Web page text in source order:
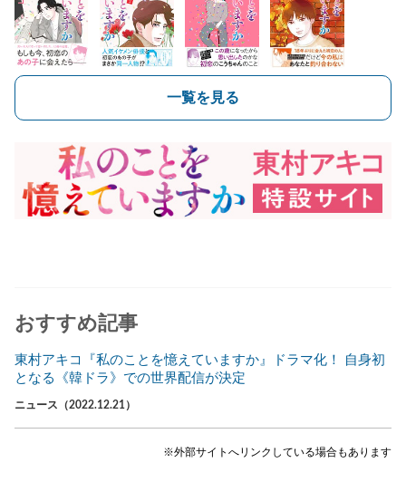
一覧を見る
おすすめ記事
東村アキコ『私のことを憶えていますか』ドラマ化！ 自身初
となる《韓ドラ》での世界配信が決定
ニュース（2022.12.21）
※外部サイトへリンクしている場合もあります